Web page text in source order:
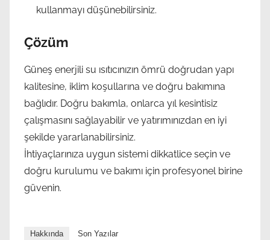
kullanmayı düşünebilirsiniz.
Çözüm
Güneş enerjili su ısıtıcınızın ömrü doğrudan yapı
kalitesine, iklim koşullarına ve doğru bakımına
bağlıdır. Doğru bakımla, onlarca yıl kesintisiz
çalışmasını sağlayabilir ve yatırımınızdan en iyi
şekilde yararlanabilirsiniz.
İhtiyaçlarınıza uygun sistemi dikkatlice seçin ve
doğru kurulumu ve bakımı için profesyonel birine
güvenin.
Hakkında Son Yazılar